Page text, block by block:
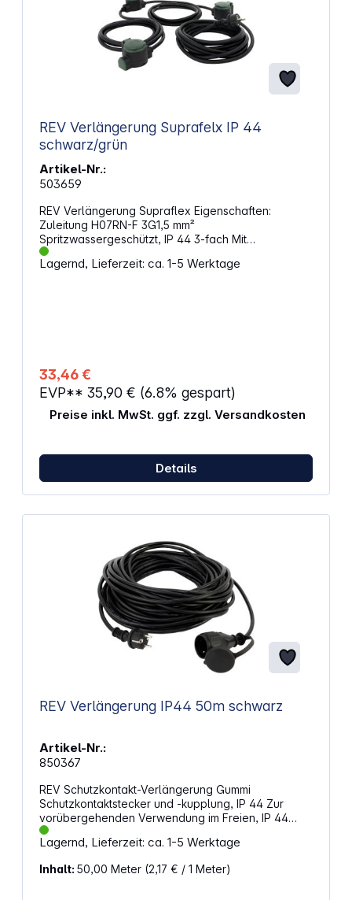
REV Verlängerung Suprafelx IP 44
schwarz/grün
Artikel-Nr.:
503659
REV Verlängerung Supraflex Eigenschaften:
Zuleitung H07RN-F 3G1,5 mm²
Spritzwassergeschützt, IP 44 3-fach Mit
selbstschließenden Klappdeckeln Mit kleinem
Erdspieß für jeden Steckdosentopf zur Fixierung im
Lagernd, Lieferzeit: ca. 1-5 Werktage
33,46 €
EVP** 35,90 € (6.8% gespart)
Preise inkl. MwSt. ggf. zzgl. Versandkosten
Details
REV Verlängerung IP44 50m schwarz
Artikel-Nr.:
850367
REV Schutzkontakt-Verlängerung Gummi
Schutzkontaktstecker und -kupplung, IP 44 Zur
vorübergehenden Verwendung im Freien, IP 44
Lagernd, Lieferzeit: ca. 1-5 Werktage
Inhalt: 50,00 Meter (2,17 € / 1 Meter)